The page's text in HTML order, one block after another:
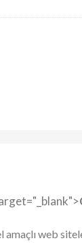
amaçlı web